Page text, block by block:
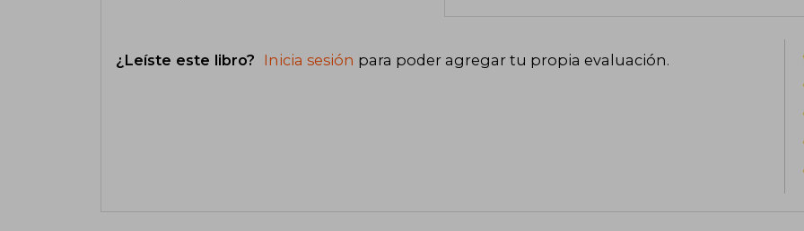
¿Leíste este libro? Inicia sesión para poder agregar tu propia evaluación.